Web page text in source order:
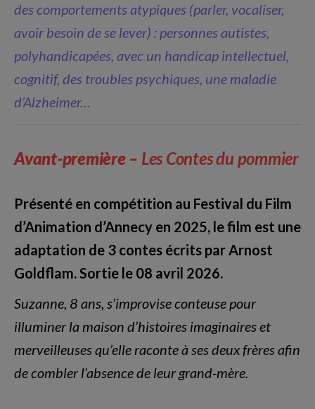
des comportements atypiques (parler, vocaliser,
avoir besoin de se lever) : personnes autistes,
polyhandicapées, avec un handicap intellectuel,
cognitif, des troubles psychiques, une maladie
d’Alzheimer…
Avant-première – Les Contes du pommier
Présenté en compétition au Festival du Film
d’Animation d’Annecy en 2025, lefilm est une
adaptation de 3 contes écrits par Arnost
Goldflam. Sortie le 08 avril 2026.
Suzanne, 8 ans, s’improvise conteuse pour
illuminer la maison d’histoires imaginaires et
merveilleuses qu’elle raconte à ses deux frères afin
de combler l’absence de leur grand-mère.